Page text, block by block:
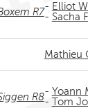
R7- Elliot
- Sacha
Mathieu
R8- Yoann
- Tom